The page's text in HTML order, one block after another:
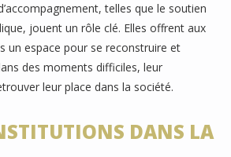
telles que le soutien
jouent un rôle clé. Elles offrent aux
un espace pour se reconstruire et
des moments difficiles, leur
leur place dans la société.
DANS LA